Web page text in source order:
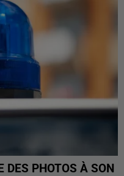
DES PHOTOS À SON